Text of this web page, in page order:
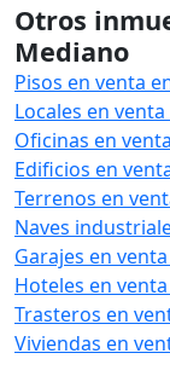
Otros
Mediano
Pisos en venta
Locales en
Oficinas en
Edificios en
Terrenos en
Naves
Garajes en
Hoteles en
Trasteros en
Viviendas en